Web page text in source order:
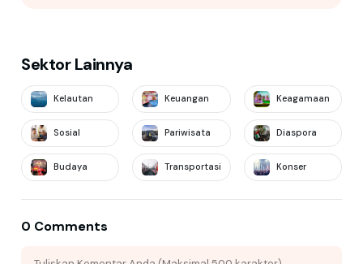
Sektor Lainnya
Kelautan Keuangan Keagamaan
Sosial Pariwisata Diaspora
Budaya Transportasi Konser
0 Comments